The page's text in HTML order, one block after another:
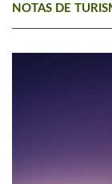
NOTAS DE